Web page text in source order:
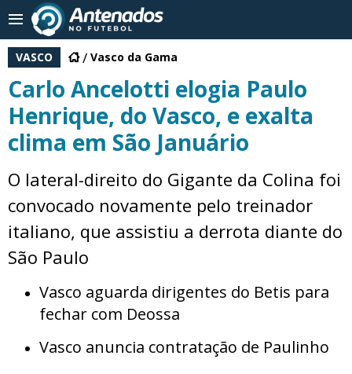
VASCO Vasco da Gama
Carlo Ancelotti elogia Paulo
Henrique, do Vasco, e exalta
clima em São Januário
O lateral-direito do Gigante da Colina foi
convocado novamente pelo treinador
italiano, que assistiu a derrota diante do
São Paulo
Vasco aguarda dirigentes do Betis para
fechar com Deossa
Vasco anuncia contratação de Paulinho